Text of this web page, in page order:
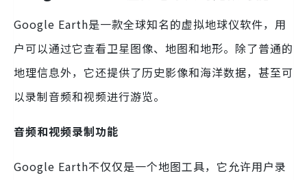
Google Earth是一款全球知名的虚拟地球仪软件，用
户可以通过它查看卫星图像、地图和地形。除了普通的
地理信息外，它还提供了历史影像和海洋数据，甚至可
以录制音频和视频进行游览。
音频和视频录制功能
Google Earth不仅仅是一个地图工具，它允许用户录